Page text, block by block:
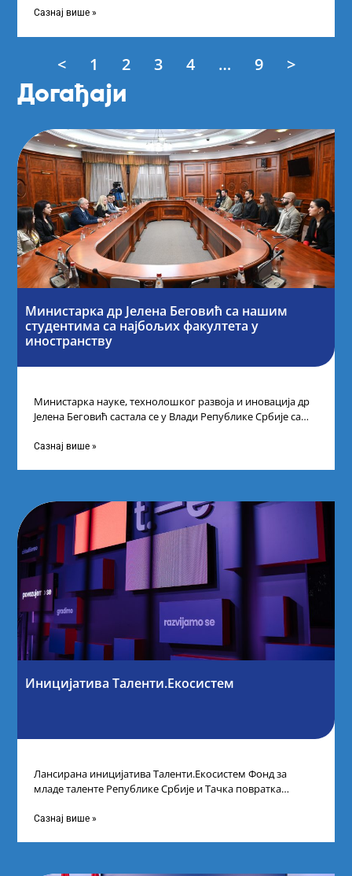
Сазнај више »
< 1 2 3 4 … 9 >
Догађаји
Министарка др Јелена Беговић са нашим
студентима са најбољих факултета у
иностранству
Министарка науке, технолошког развоја и иновација др
Јелена Беговић састала се у Влади Републике Србије са
Сазнај више »
Иницијатива Таленти.Екосистем
Лансирана иницијатива Таленти.Екосистем Фонд за
младе таленте Републике Србије и Тачка повратка
догађају су се
Сазнај више »